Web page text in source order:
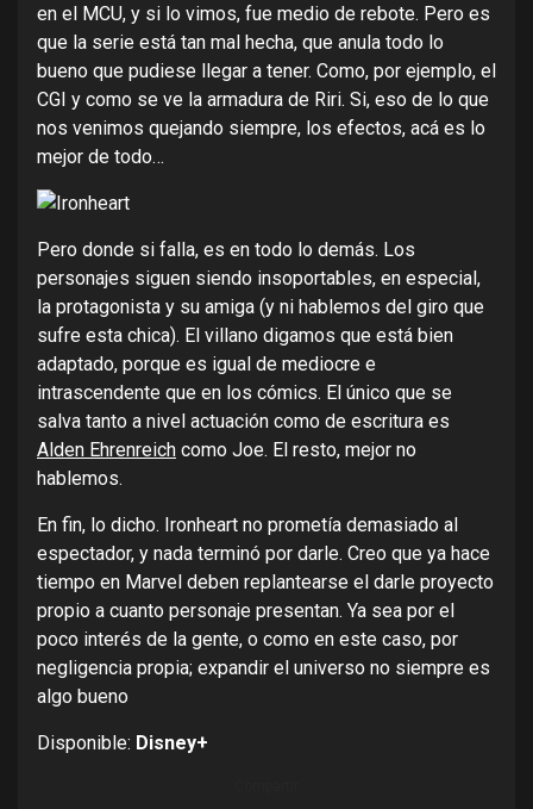
en el MCU, y si lo vimos, fue medio de rebote. Pero es
que la serie está tan mal hecha, que anula todo lo
bueno que pudiese llegar a tener. Como, por ejemplo, el
CGI y como se ve la armadura de Riri. Si, eso de lo que
nos venimos quejando siempre, los efectos, acá es lo
mejor de todo…
Pero donde si falla, es en todo lo demás. Los
personajes siguen siendo insoportables, en especial,
la protagonista y su amiga (y ni hablemos del giro que
sufre esta chica). El villano digamos que está bien
adaptado, porque es igual de mediocre e
intrascendente que en los cómics. El único que se
salva tanto a nivel actuación como de escritura es
Alden Ehrenreich como Joe. El resto, mejor no
hablemos.
En fin, lo dicho. Ironheart no prometía demasiado al
espectador, y nada terminó por darle. Creo que ya hace
tiempo en Marvel deben replantearse el darle proyecto
propio a cuanto personaje presentan. Ya sea por el
poco interés de la gente, o como en este caso, por
negligencia propia; expandir el universo no siempre es
algo bueno
Disponible: Disney+